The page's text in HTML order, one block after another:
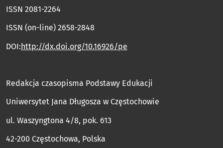
ISSN 2081-2264
ISSN (on-line) 2658-2848
DOI:http://dx.doi.org/10.16926/pe
Redakcja czasopisma Podstawy Edukacji
Uniwersytet Jana Długosza w Częstochowie
ul. Waszyngtona 4/8, pok. 613
42-200 Częstochowa, Polska